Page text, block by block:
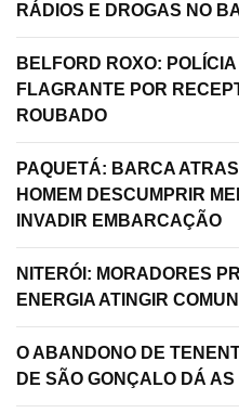
RÁDIOS E DROGAS NO
BELFORD ROXO:
FLAGRANTE POR
ROUBADO
PAQUETÁ: BARCA
HOMEM DESCUMPRIR
INVADIR EMBARCAÇÃO
NITERÓI: MORADORES
ENERGIA ATINGIR
O ABANDONO DE
DE SÃO GONÇALO DÁ